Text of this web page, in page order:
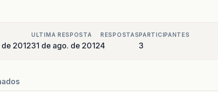
2012
ULTIMA RESPOSTA
31 de ago. de 2012
RESPOSTAS
4
PARTICIPANTES
3